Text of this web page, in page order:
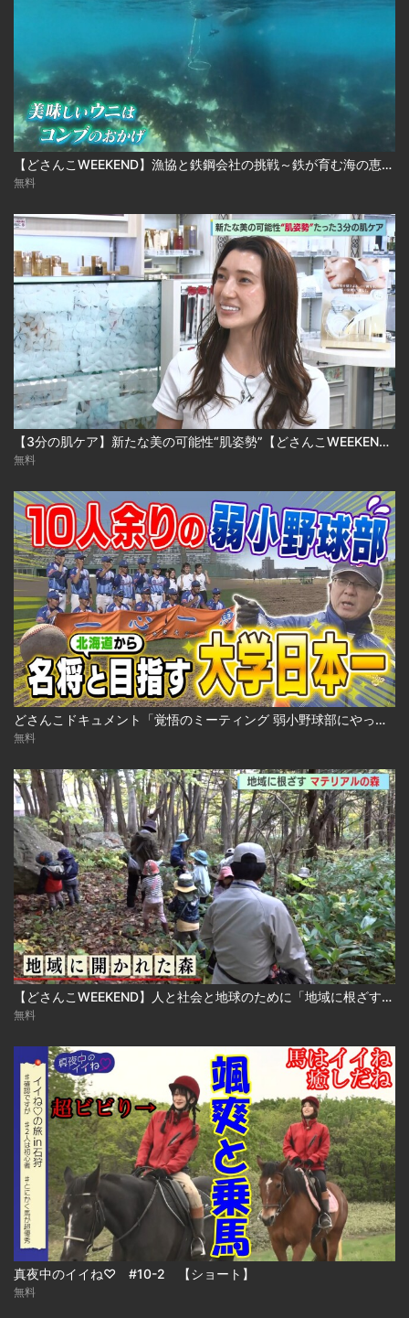
【どさんこWEEKEND】漁協と鉄鋼会社の挑戦～鉄が育む海の恵み～
無料
【3分の肌ケア】新たな美の可能性“肌姿勢”【どさんこWEEKEND】
無料
どさんこドキュメント「覚悟のミーティング 弱小野球部にやってきた名将」（2023年6月4日放送）
無料
【どさんこWEEKEND】人と社会と地球のために「地域に根ざす！マテリアルの森」
無料
真夜中のイイね♡ #10-2 【ショート】
無料